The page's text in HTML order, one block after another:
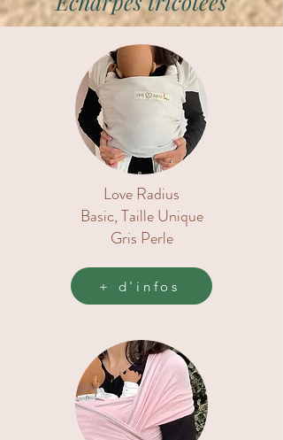
Love Radius
Basic, Taille Unique
Gris Perle
+ d'infos